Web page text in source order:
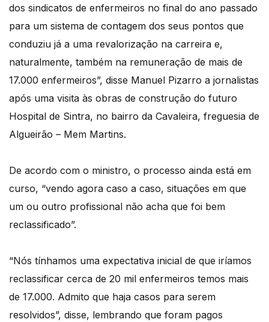
dos sindicatos de enfermeiros no final do ano passado
para um sistema de contagem dos seus pontos que
conduziu já a uma revalorização na carreira e,
naturalmente, também na remuneração de mais de
17.000 enfermeiros”, disse Manuel Pizarro a jornalistas
após uma visita às obras de construção do futuro
Hospital de Sintra, no bairro da Cavaleira, freguesia de
Algueirão – Mem Martins.
De acordo com o ministro, o processo ainda está em
curso, “vendo agora caso a caso, situações em que
um ou outro profissional não acha que foi bem
reclassificado”.
“Nós tínhamos uma expectativa inicial de que iríamos
reclassificar cerca de 20 mil enfermeiros temos mais
de 17.000. Admito que haja casos para serem
resolvidos”, disse, lembrando que foram pagos